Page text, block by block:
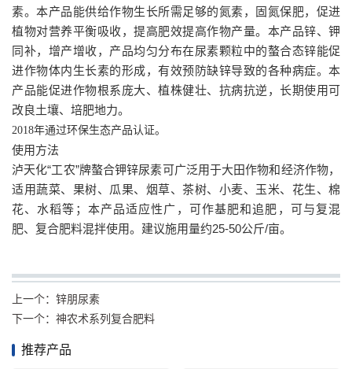
素。本产品能供给作物生长所需足够的氮素，固氮保肥，促进
植物对营养平衡吸收，提高肥效提高作物产量。本产品锌、钾
同补，增产增收，产品均匀分布在尿素颗粒中的螯合态锌能促
进作物体内生长素的形成，有效预防缺锌导致的各种病症。本
产品能促进作物根系庞大、植株健壮、抗病抗逆，长期使用可
改良土壤、培肥地力。
2018年通过环保生态产品认证。
使用方法
泸天化“工农”牌螯合钾锌尿素可广泛用于大田作物和经济作物，
适用蔬菜、果树、瓜果、烟草、茶树、小麦、玉米、花生、棉
花、水稻等；本产品适应性广，可作基肥和追肥，可与复混
肥、复合肥料混拌使用。建议施用量约25-50公斤/亩。
上一个： 锌朋尿素
下一个： 神农术系列复合肥料
推荐产品